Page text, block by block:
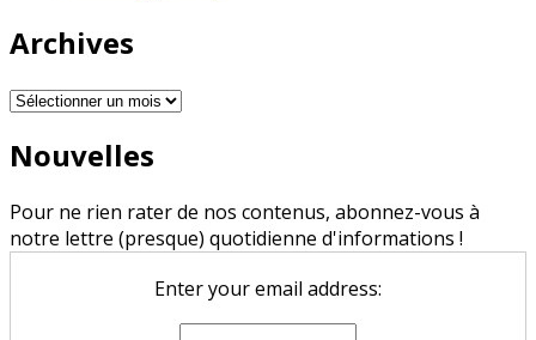
Archives
Archives
Nouvelles
Pour ne rien rater de nos contenus, abonnez-vous à
notre lettre (presque) quotidienne d'informations !
Enter your email address: